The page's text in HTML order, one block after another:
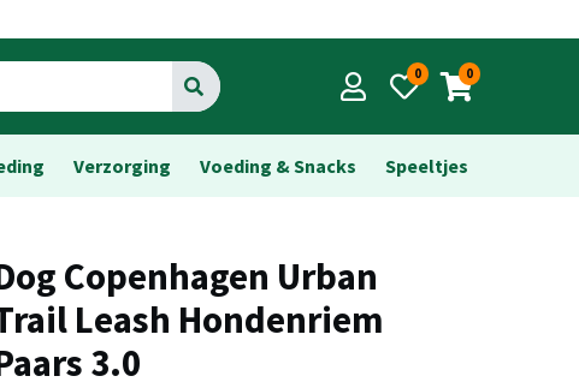
Go 0 0
Verzorging Voeding & Snacks Speeltjes
Copenhagen Urban
Leash Hondenriem
3.0